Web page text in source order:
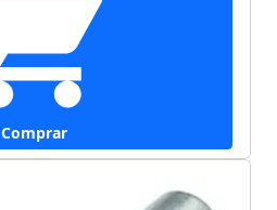
Comprar